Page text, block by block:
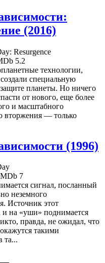
(2016)
Resurgence
5.2
технологии,
специальную
планеты. Но ничего
от нового, еще более
и масштабного
вторжения — только
(1996)
7
сигнал, посланный
неземного
Источник этот
и на «уши» поднимается
правда, не ожидал, что
такими
та...